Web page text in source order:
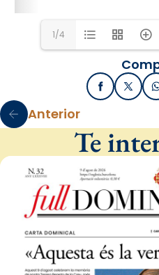
1/4
Facebook
X /
Anterior
Te